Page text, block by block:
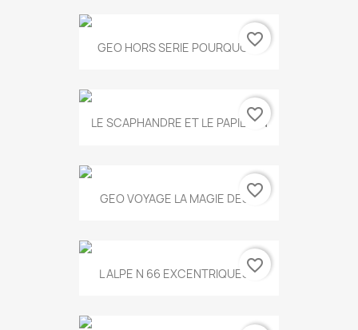
GEO HORS SERIE POURQUOI...
favorite_border
LE SCAPHANDRE ET LE PAPILLON
favorite_border
GEO VOYAGE LA MAGIE DES...
favorite_border
L ALPE N 66 EXCENTRIQUES...
favorite_border